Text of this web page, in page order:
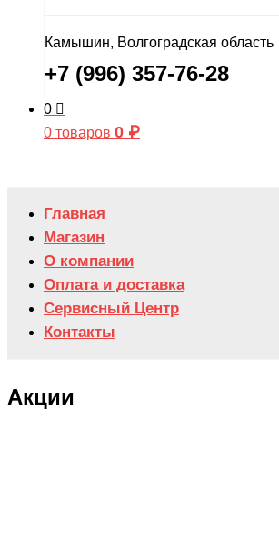
Камышин, Волгоградская область
+7 (996) 357-76-28
0
0 товаров 0 ₽
Главная
Магазин
О компании
Оплата и доставка
Сервисный Центр
Контакты
Акции